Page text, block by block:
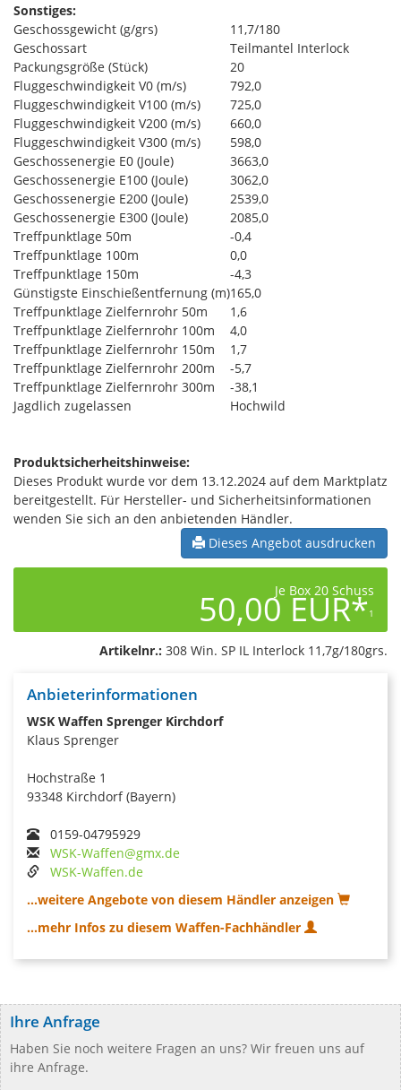
Sonstiges:
Geschossgewicht (g/grs)
11,7/180
Geschossart
Teilmantel Interlock
Packungsgröße (Stück)
20
Fluggeschwindigkeit V0 (m/s)
792,0
Fluggeschwindigkeit V100 (m/s)
725,0
Fluggeschwindigkeit V200 (m/s)
660,0
Fluggeschwindigkeit V300 (m/s)
598,0
Geschossenergie E0 (Joule)
3663,0
Geschossenergie E100 (Joule)
3062,0
Geschossenergie E200 (Joule)
2539,0
Geschossenergie E300 (Joule)
2085,0
Treffpunktlage 50m
-0,4
Treffpunktlage 100m
0,0
Treffpunktlage 150m
-4,3
Günstigste Einschießentfernung (m)165,0
Treffpunktlage Zielfernrohr 50m
1,6
Treffpunktlage Zielfernrohr 100m
4,0
Treffpunktlage Zielfernrohr 150m
1,7
Treffpunktlage Zielfernrohr 200m
-5,7
Treffpunktlage Zielfernrohr 300m
-38,1
Jagdlich zugelassen
Hochwild
Produktsicherheitshinweise:
Dieses Produkt wurde vor dem 13.12.2024 auf dem Marktplatz
bereitgestellt. Für Hersteller- und Sicherheitsinformationen
wenden Sie sich an den anbietenden Händler.
Dieses Angebot ausdrucken
Je Box 20 Schuss
50,00 EUR*1
Artikelnr.: 308 Win. SP IL Interlock 11,7g/180grs.
Anbieterinformationen
WSK Waffen Sprenger Kirchdorf
Klaus Sprenger
Hochstraße 1
93348 Kirchdorf (Bayern)
0159-04795929
WSK-Waffen@gmx.de
WSK-Waffen.de
...weitere Angebote von diesem Händler anzeigen
...mehr Infos zu diesem Waffen-Fachhändler
Ihre Anfrage
Haben Sie noch weitere Fragen an uns? Wir freuen uns auf
ihre Anfrage.